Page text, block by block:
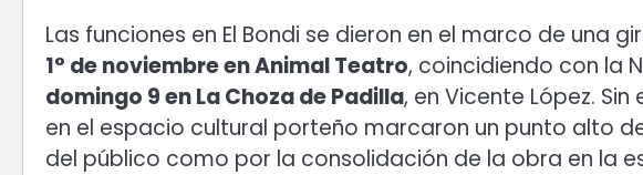
Las funciones en El Bondi se dieron en el marco de una
1° de noviembre en Animal Teatro, coincidiendo con la
domingo 9 en La Choza de Padilla, en Vicente López.
en el espacio cultural porteño marcaron un punto alto
del público como por la consolidación de la obra en la